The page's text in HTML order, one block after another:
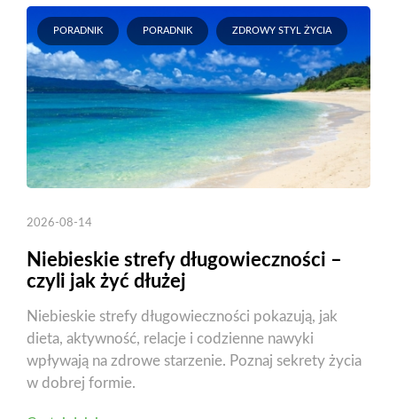
PORADNIK PORADNIK ZDROWY STYL ŻYCIA
2026-08-14
Niebieskie strefy długowieczności –
czyli jak żyć dłużej
Niebieskie strefy długowieczności pokazują, jak
dieta, aktywność, relacje i codzienne nawyki
wpływają na zdrowe starzenie. Poznaj sekrety życia
w dobrej formie.